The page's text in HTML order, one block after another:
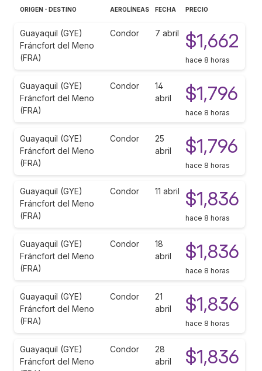
ORIGEN - DESTINO AEROLÍNEAS FECHA PRECIO
Guayaquil (GYE)
Fráncfort del Meno
(FRA)
Condor 7 abril $1,662
hace 8 horas
Guayaquil (GYE)
Fráncfort del Meno
(FRA)
Condor
14
abril
$1,796
hace 8 horas
Guayaquil (GYE)
Fráncfort del Meno
(FRA)
Condor
25
abril
$1,796
hace 8 horas
Guayaquil (GYE)
Fráncfort del Meno
(FRA)
Condor 11 abril $1,836
hace 8 horas
Guayaquil (GYE)
Fráncfort del Meno
(FRA)
Condor
18
abril
$1,836
hace 8 horas
Guayaquil (GYE)
Fráncfort del Meno
(FRA)
Condor
21
abril
$1,836
hace 8 horas
Guayaquil (GYE)
Fráncfort del Meno
Condor
28
abril
$1,836